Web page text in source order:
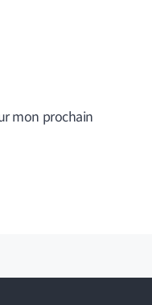
mon prochain